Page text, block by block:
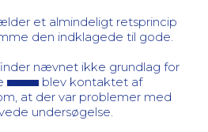
et almindeligt retsprincip
den indklagede til gode.
nævnet ikke grundlag for
blev kontaktet af
at der var problemer med
undersøgelse.